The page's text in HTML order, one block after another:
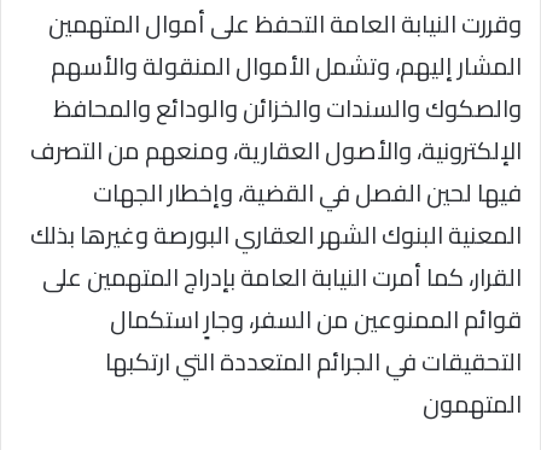
وقررت النيابة العامة التحفظ على أموال المتهمين
المشار إليهم، وتشمل الأموال المنقولة والأسهم
والصكوك والسندات والخزائن والودائع والمحافظ
الإلكترونية، والأصول العقارية، ومنعهم من التصرف
فيها لحين الفصل في القضية، وإخطار الجهات
المعنية البنوك الشهر العقاري البورصة وغيرها بذلك
القرار، كما أمرت النيابة العامة بإدراج المتهمين على
قوائم الممنوعين من السفر، وجارٍ استكمال
التحقيقات في الجرائم المتعددة التي ارتكبها
المتهمون